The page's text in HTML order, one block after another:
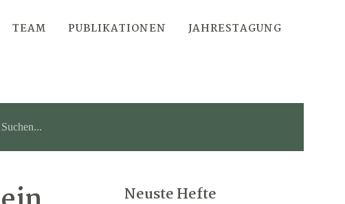
TEAM PUBLIKATIONEN JAHRESTAGUNG
Neuste Hefte